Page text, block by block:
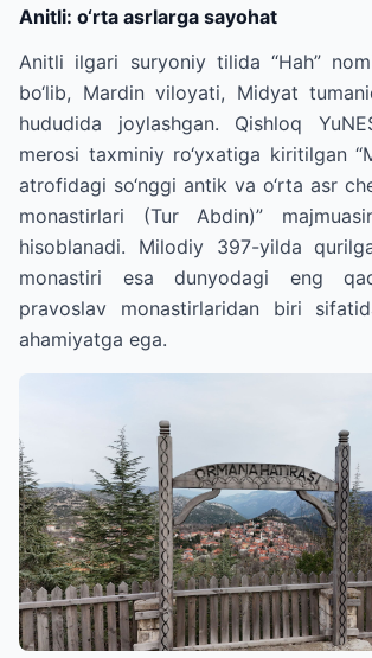
Anitli: o‘rta asrlarga sayohat
Anitli ilgari suryoniy tilida “Hah”
bo‘lib, Mardin viloyati, Midyat
hududida joylashgan. Qishloq
merosi taxminiy ro‘yxatiga kiritilgan
atrofidagi so‘nggi antik va o‘rta asr
monastirlari (Tur Abdin)”
hisoblanadi. Milodiy 397-yilda
monastiri esa dunyodagi eng
pravoslav monastirlaridan biri
ahamiyatga ega.